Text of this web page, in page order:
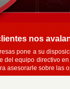
nos
pone a su
del equipo directivo
asesorarle sobre las